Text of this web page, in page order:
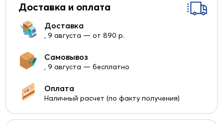
Доставка и оплата
Доставка
, 9 августа — от 890 р.
Самовывоз
, 9 августа — бесплатно
Оплата
Наличный расчет (по факту получения)